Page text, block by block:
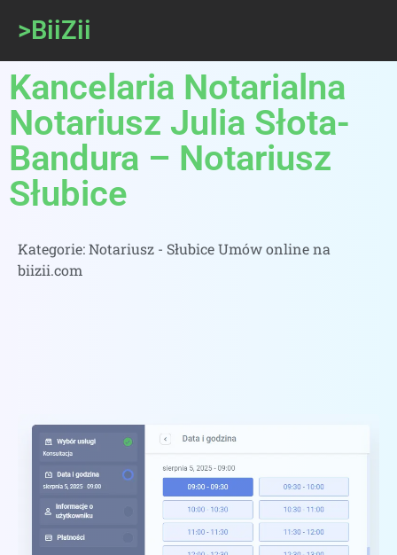
>BiiZii
Kancelaria Notarialna
Notariusz Julia Słota-
Bandura – Notariusz
Słubice
Kategorie:Notariusz - Słubice Umów online na
biizii.com